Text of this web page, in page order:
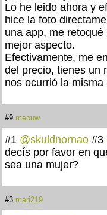
Lo he leido ahora y
hice la foto
una app, me
mejor aspecto.
Efectivamente, me
del precio, tienes un
nos ocurrió la misma
#9 meouw
#1 @skuldnornao #3
decís por favor en
sea una mujer?
#3 mari219